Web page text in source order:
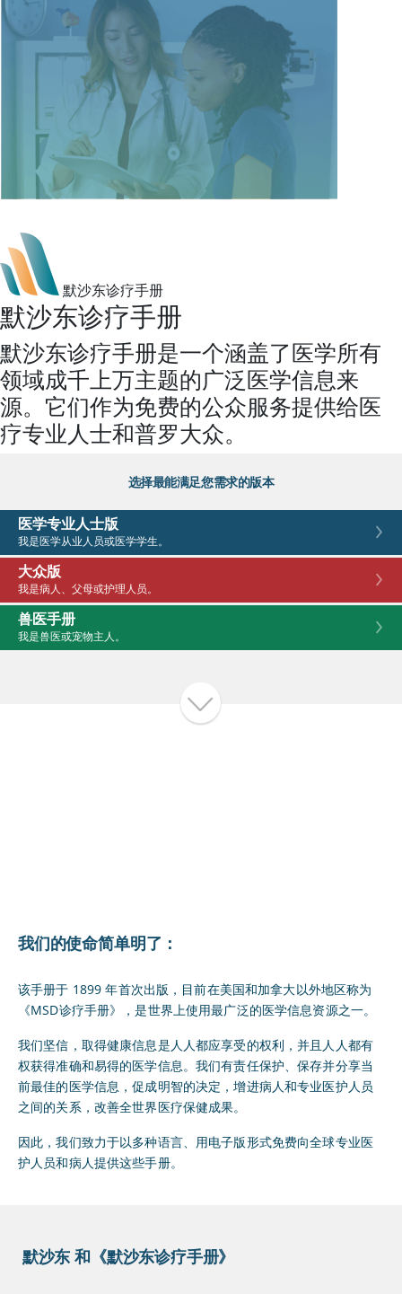
默沙东诊疗手册
默沙东诊疗手册
默沙东诊疗手册是一个涵盖了医学所有
领域成千上万主题的广泛医学信息来
源。它们作为免费的公众服务提供给医
疗专业人士和普罗大众。
选择最能满足您需求的版本
医学专业人士版
我是医学从业人员或医学学生。
大众版
我是病人、父母或护理人员。
兽医手册
我是兽医或宠物主人。
我们的使命简单明了：
该手册于 1899 年首次出版，目前在美国和加拿大以外地区称为
《MSD诊疗手册》，是世界上使用最广泛的医学信息资源之一。
我们坚信，取得健康信息是人人都应享受的权利，并且人人都有
权获得准确和易得的医学信息。我们有责任保护、保存并分享当
前最佳的医学信息，促成明智的决定，增进病人和专业医护人员
之间的关系，改善全世界医疗保健成果。
因此，我们致力于以多种语言、用电子版形式免费向全球专业医
护人员和病人提供这些手册。
默沙东 和《默沙东诊疗手册》